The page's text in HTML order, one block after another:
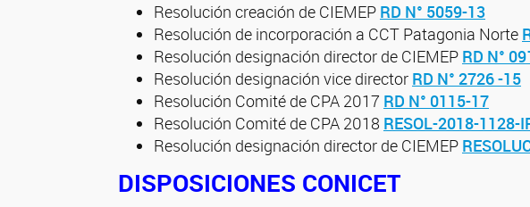
Resolución creación de CIEMEP RD N° 5059-13
Resolución de incorporación a CCT Patagonia Norte
Resolución designación director de CIEMEP RD N°
Resolución designación vice director RD N° 2726 -15
Resolución Comité de CPA 2017 RD N° 0115-17
Resolución Comité de CPA 2018 RESOL-2018-1128-
Resolución designación director de CIEMEP
DISPOSICIONES CONICET